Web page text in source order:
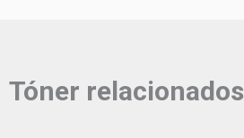
Tóner relacionados